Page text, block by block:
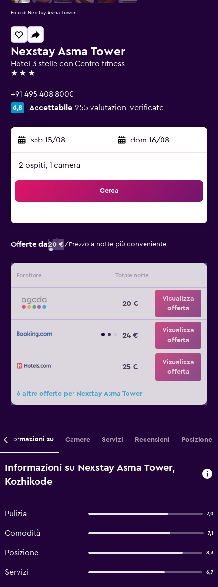
Nexstay Asma Tower
Hotel 3 stelle con Centro fitness
3 stelle
+91 495 408 8000
6,8 Accettabile 255 valutazioni verificate
sab 15/08 - dom 16/08
2 ospiti, 1 camera
Cerca
Offerte da20 €/ Prezzo a notte più conveniente
Fornitore Totale notte
20 €
Visualizza
offerta
24 €
Visualizza
offerta
25 €
Visualizza
offerta
6 altre offerte per Nexstay Asma Tower
Foto di Nexstay Asma Tower
Informazioni su Camere Servizi Recensioni Posizione
Informazioni su Nexstay Asma Tower,
Kozhikode
Pulizia 7,0
Comodità 7,1
Posizione 8,3
Servizi 6,7